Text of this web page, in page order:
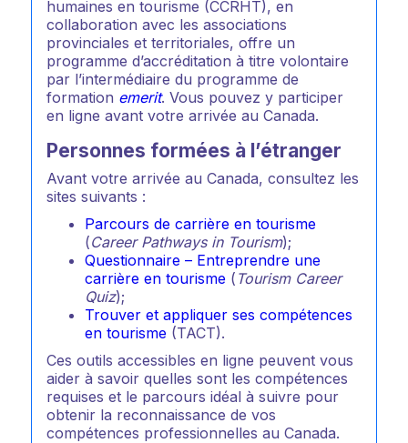
humaines en tourisme (CCRHT), en
collaboration avec les associations
provinciales et territoriales, offre un
programme d’accréditation à titre volontaire
par l’intermédiaire du programme de
formation emerit. Vous pouvez y participer
en ligne avant votre arrivée au Canada.
Personnes formées à l’étranger
Avant votre arrivée au Canada, consultez les
sites suivants :
Parcours de carrière en tourisme
(Career Pathways in Tourism);
Questionnaire – Entreprendre une
carrière en tourisme ( Tourism Career
Quiz);
Trouver et appliquer ses compétences
en tourisme (TACT).
Ces outils accessibles en ligne peuvent vous
aider à savoir quelles sont les compétences
requises et le parcours idéal à suivre pour
obtenir la reconnaissance de vos
compétences professionnelles au Canada.